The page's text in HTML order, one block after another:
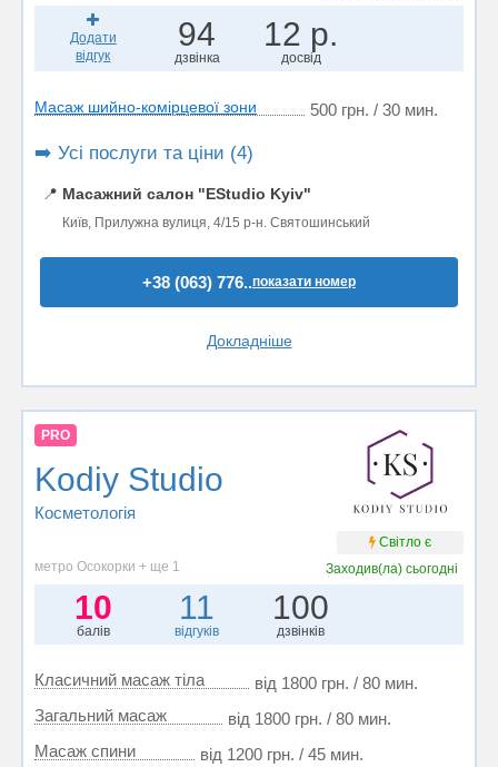
Додати
відгук
94
дзвінка
12 р.
досвід
Масаж шийно-комірцевої зони 500 грн. / 30 мин.
➡️ Усі послуги та ціни (4)
📍 Масажний салон "EStudio Kyiv"
Київ, Прилужна вулиця, 4/15 р-н. Святошинський
+38 (063) 776..показати номер
Докладніше
PRO
Kodiy Studio
Косметологія
Світло є
метро Осокорки + ще 1
Заходив(ла)сьогодні
10
балів
11
відгуків
100
дзвінків
Класичний масаж тіла
від 1800 грн. / 80 мин.
Загальний масаж
від 1800 грн. / 80 мин.
Масаж спини
від 1200 грн. / 45 мин.